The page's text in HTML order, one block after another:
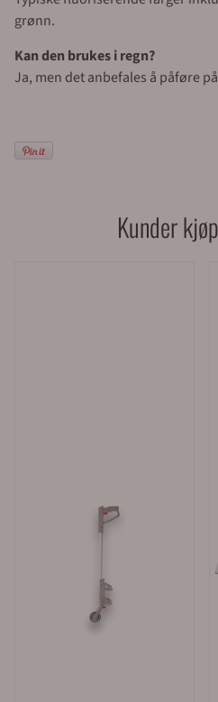
grønn.
Kan den brukes i regn?
Ja, men det anbefales å påføre
Kunder